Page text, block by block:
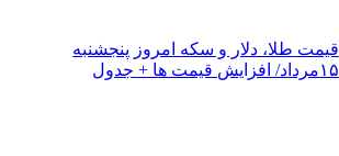
قیمت طلا، دلار و سکه امروز پنجشنبه
۱۵مرداد/ افزایش قیمت ها + جدول